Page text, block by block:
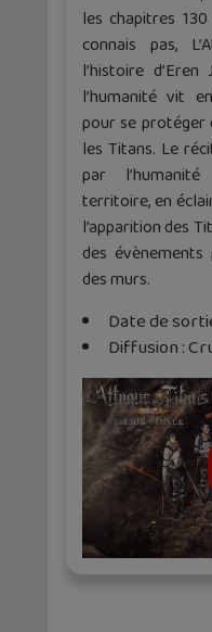
les chapitres
connais pas,
l’histoire
l’humanité vit
pour se protéger
les Titans. Le
par
territoire, en
l’apparition des
des
des murs.
Date de
Diffusion :